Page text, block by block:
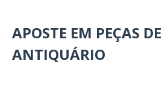
APOSTE EM PEÇAS DE
ANTIQUÁRIO